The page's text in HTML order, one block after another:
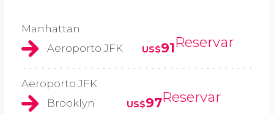
Manhattan
Aeroporto JFK
US$91Reservar
Aeroporto JFK
Brooklyn
US$97Reservar